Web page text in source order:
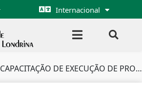
Internacional
CAPACITAÇÃO DE EXECUÇÃO DE PROJETOS PROESPORTE